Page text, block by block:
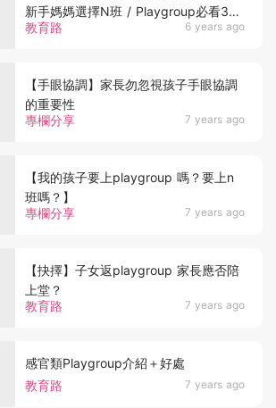
教育路 6 years ago
新手媽媽選擇N班 / Playgroup必看3大
要點
專欄分享 7 years ago
【手眼協調】家長勿忽視孩子手眼協調
的重要性
專欄分享 7 years ago
【我的孩子要上playgroup 嗎？要上n
班嗎？】
教育路 7 years ago
【抉擇】子女返playgroup 家長應否陪
上堂？
教育路 7 years ago
感官類Playgroup介紹＋好處